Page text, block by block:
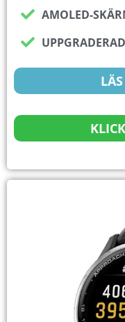
AMOLED-